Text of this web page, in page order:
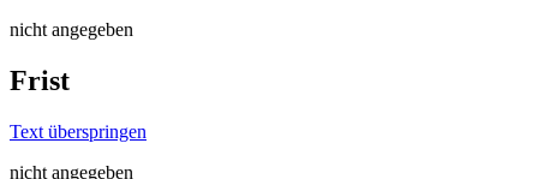
nicht angegeben
Frist
Text überspringen
nicht angegeben